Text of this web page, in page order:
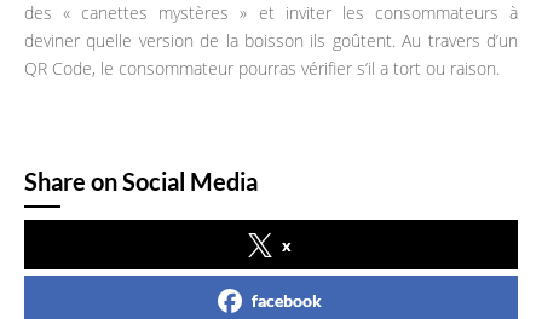
des « canettes mystères » et inviter les consommateurs à
deviner quelle version de la boisson ils goûtent. Au travers d’un
QR Code, le consommateur pourras vérifier s’il a tort ou raison.
Share on Social Media
x
facebook